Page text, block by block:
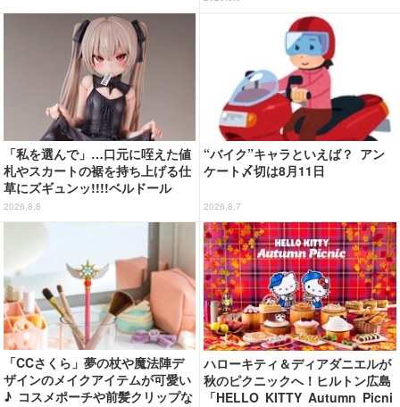
「私を選んで」…口元に咥えた値
札やスカートの裾を持ち上げる仕
草にズギュンッ!!!!ベルドール
「ロゼ」がフィギュアで新登場
2026.8.8
“バイク”キャラといえば？ アン
ケート〆切は8月11日
2026.8.7
「CCさくら」夢の杖や魔法陣デ
ザインのメイクアイテムが可愛い
♪ コスメポーチや前髪クリップな
ハローキティ＆ディアダニエルが
秋のピクニックへ！ヒルトン広島
「HELLO KITTY Autumn Picni